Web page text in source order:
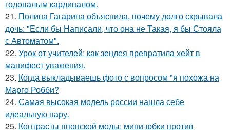
годовалым кардиналом.
21. Полина Гагарина объяснила, почему долго скрывала
дочь: "Если бы Написали, что она не Такая, я бы Стояла
с Автоматом".
22. Урок от учителей: как зендея превратила хейт в
манифест уважения.
23. Когда выкладываешь фото с вопросом "я похожа на
Марго Робби?
24. Самая высокая модель россии нашла себе
идеальную пару.
25. Контрасты японской моды: мини-юбки против